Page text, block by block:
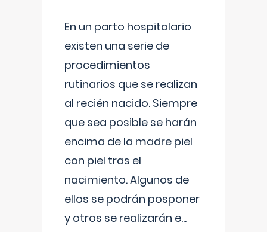
En un parto hospitalario
existen una serie de
procedimientos
rutinarios que se realizan
al recién nacido. Siempre
que sea posible se harán
encima de la madre piel
con piel tras el
nacimiento. Algunos de
ellos se podrán posponer
y otros se realizarán e...